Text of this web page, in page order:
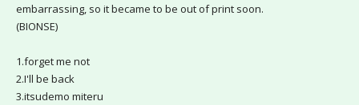
embarrassing, so it became to be out of print soon.
(BIONSE)
1.forget me not
2.I'll be back
3.itsudemo miteru